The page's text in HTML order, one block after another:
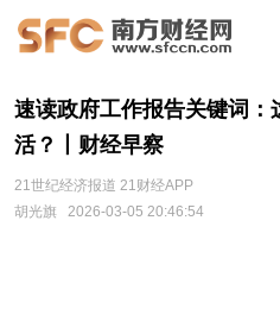
速读政府工作报告关键词：
活？丨财经早察
21世纪经济报道 21财经APP
胡光旗
2026-03-05 20:46:54